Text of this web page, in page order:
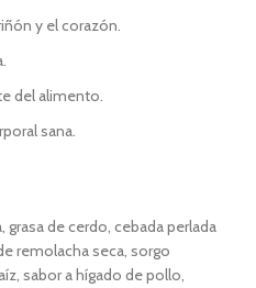
y el corazón.
del alimento.
sana.
grasa de cerdo, cebada perlada
remolacha seca, sorgo
sabor a hígado de pollo,